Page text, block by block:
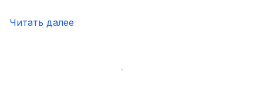
Читать далее